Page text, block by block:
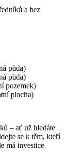
a bez
půda)
půda)
pozemek)
plocha)
– ať už hledáte
se k těm, kteří
má investice